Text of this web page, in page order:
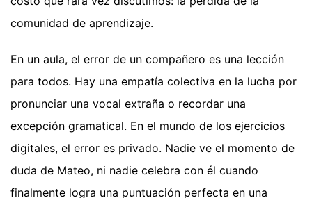
comunidad de aprendizaje.
En un aula, el error de un compañero es una lección
para todos. Hay una empatía colectiva en la lucha por
pronunciar una vocal extraña o recordar una
excepción gramatical. En el mundo de los ejercicios
digitales, el error es privado. Nadie ve el momento de
duda de Mateo, ni nadie celebra con él cuando
finalmente logra una puntuación perfecta en una